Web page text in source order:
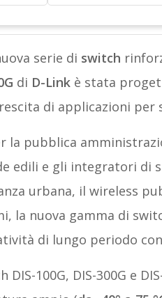
serie di switch
di D-Linkè stata
di applicazioni
la pubblica
edili e gli integratori di
urbana, il wireless
la nuova gamma di
di lungo periodo
DIS-100G, DIS-300G e